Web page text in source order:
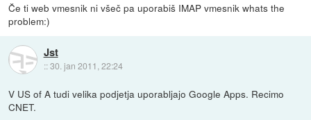
Če ti web vmesnik ni všeč pa uporabiš IMAP vmesnik whats the
problem:)
Jst
::30. jan 2011, 22:24
V US of A tudi velika podjetja uporabljajo Google Apps. Recimo
CNET.